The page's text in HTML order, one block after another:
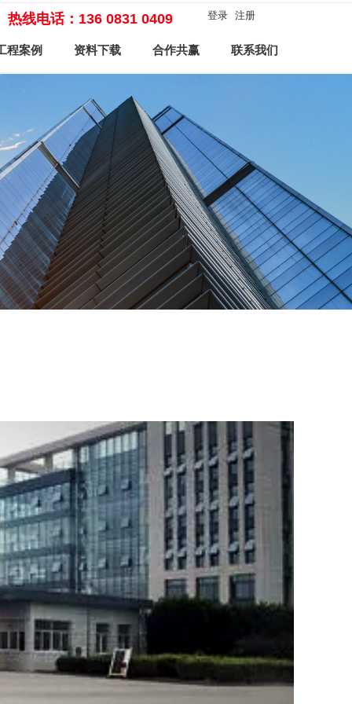
程案例 资料下载 合作共赢 联系我们
登录 注册
热线电话：136 0831 0409